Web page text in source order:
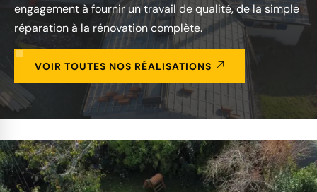
engagement à fournir un travail de qualité, de la simple
réparation à la rénovation complète.
VOIR TOUTES NOS RÉALISATIONS